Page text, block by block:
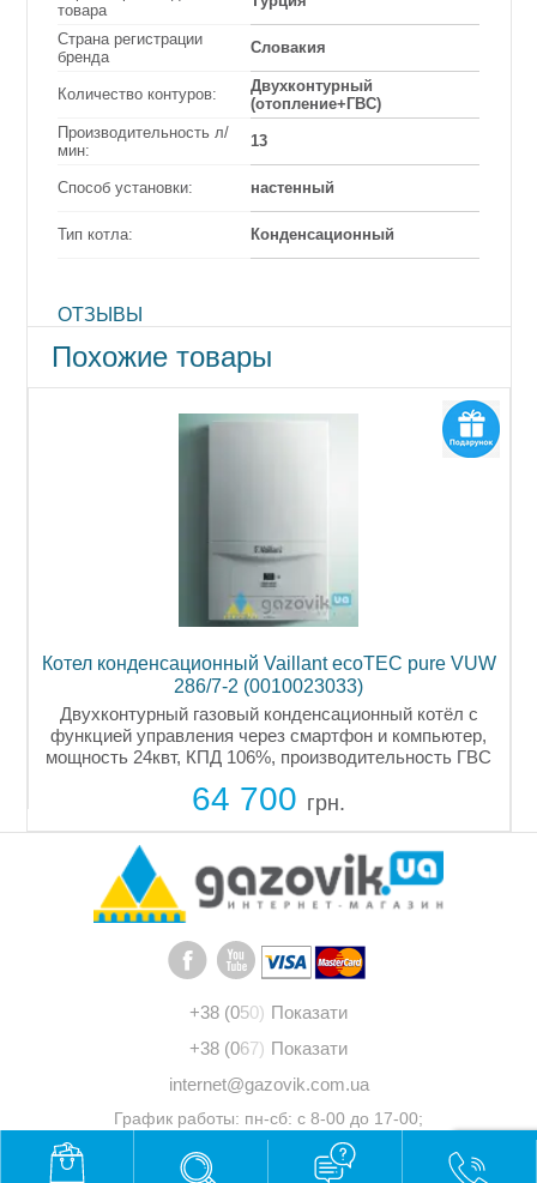
товара
Страна регистрации
бренда
Словакия
Количество контуров:
Двухконтурный
(отопление+ГВС)
Производительность л/
мин:
13
Способ установки: настенный
Тип котла: Конденсационный
ОТЗЫВЫ
Похожие товары
Котел конденсационный Vaillant ecoTEC pure VUW
286/7-2 (0010023033)
Двухконтурный газовый конденсационный котёл с
функцией управления через смартфон и компьютер,
мощность 24квт, КПД 106%, производительность ГВС
закрытая камера сгорания,...
64 700 грн.
+38 (050) Показати
+38 (067) Показати
internet@gazovik.com.ua
График работы: пн-сб: с 8-00 до 17-00;
вс: выходной
© 2011 - 2026 "Газовик"